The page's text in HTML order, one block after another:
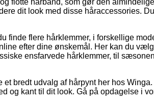
dit look med disse håraccessories.
finde flere hårklemmer, i forskellige
efter dine ønskemål. Her kan du
ensfarvede hårklemmer, til
bredt udvalg af hårpynt her hos
og kant til dit look. Gå på opdagelse i